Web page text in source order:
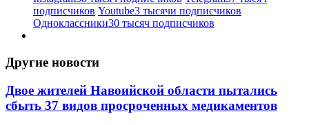
подписчиков Youtube3 тысячи подписчиков
Одноклассники30 тысяч подписчиков
Другие новости
Двое жителей Навоийской области пытались
сбыть 37 видов просроченных медикаментов